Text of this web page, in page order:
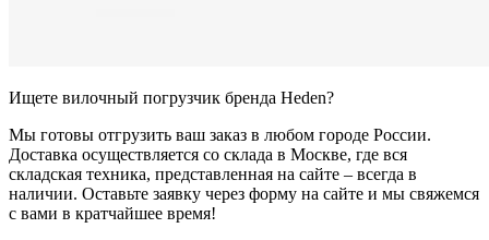
Ищете вилочный погрузчик бренда Heden?
Мы готовы отгрузить ваш заказ в любом городе России.
Доставка осуществляется со склада в Москве, где вся
складская техника, представленная на сайте – всегда в
наличии. Оставьте заявку через форму на сайте и мы свяжемся
с вами в кратчайшее время!